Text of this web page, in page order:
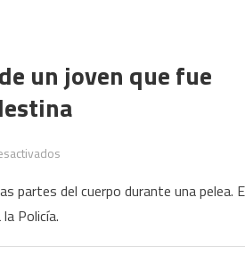
un joven que fue
hay
partes del cuerpo durante una pelea.
Policía.